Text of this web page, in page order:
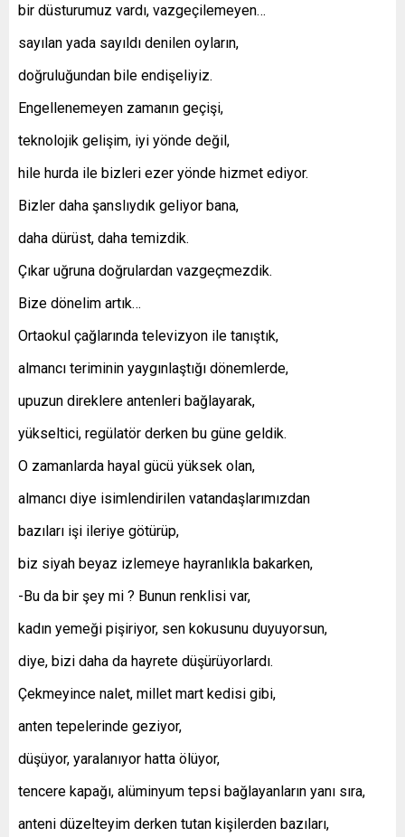
bir düsturumuz vardı, vazgeçilemeyen…
sayılan yada sayıldı denilen oyların,
doğruluğundan bile endişeliyiz.
Engellenemeyen zamanın geçişi,
teknolojik gelişim, iyi yönde değil,
hile hurda ile bizleri ezer yönde hizmet ediyor.
Bizler daha şanslıydık geliyor bana,
daha dürüst, daha temizdik.
Çıkar uğruna doğrulardan vazgeçmezdik.
Bize dönelim artık…
Ortaokul çağlarında televizyon ile tanıştık,
almancı teriminin yaygınlaştığı dönemlerde,
upuzun direklere antenleri bağlayarak,
yükseltici, regülatör derken bu güne geldik.
O zamanlarda hayal gücü yüksek olan,
almancı diye isimlendirilen vatandaşlarımızdan
bazıları işi ileriye götürüp,
biz siyah beyaz izlemeye hayranlıkla bakarken,
-Bu da bir şey mi ? Bunun renklisi var,
kadın yemeği pişiriyor, sen kokusunu duyuyorsun,
diye, bizi daha da hayrete düşürüyorlardı.
Çekmeyince nalet, millet mart kedisi gibi,
anten tepelerinde geziyor,
düşüyor, yaralanıyor hatta ölüyor,
tencere kapağı, alüminyum tepsi bağlayanların yanı sıra,
anteni düzelteyim derken tutan kişilerden bazıları,